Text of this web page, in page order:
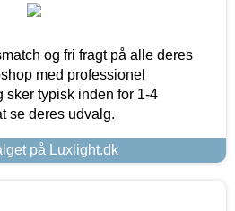
og fri fragt på alle deres
med professionel
sker typisk inden for 1-4
se deres udvalg.
på Luxlight.dk